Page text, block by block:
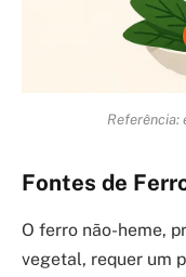
Referência:
Fontes de
O ferro não-heme,
vegetal, requer um